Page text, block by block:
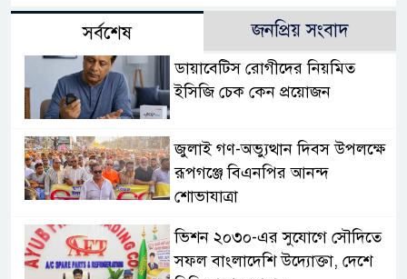
সর্বশেষ জনপ্রিয় সংবাদ
ডায়াবেটিস রোগীদের নিয়মিত
ইসিজি চেক কেন প্রয়োজন
জুলাই গণ-অভ্যুত্থান দিবস উপলক্ষে
রূপগঞ্জে বিএনপির আনন্দ
শোভাযাত্রা
ভিশন ২০৩০-এর সুযোগে সৌদিতে
সফল বাংলাদেশি উদ্যোক্তা, দেশে